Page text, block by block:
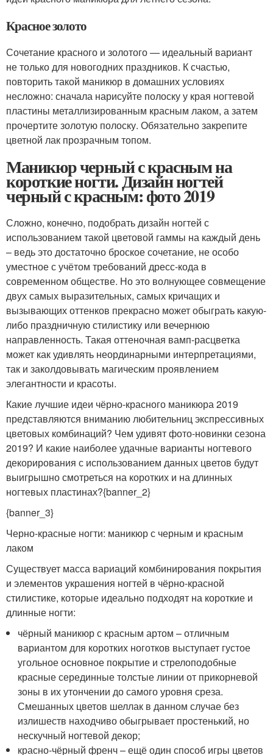
Красное золото
Сочетание красного и золотого — идеальный вариант
не только для новогодних праздников. К счастью,
повторить такой маникюр в домашних условиях
несложно: сначала нарисуйте полоску у края ногтевой
пластины металлизированным красным лаком, а затем
прочертите золотую полоску. Обязательно закрепите
цветной лак прозрачным топом.
Маникюр черный с красным на
короткие ногти. Дизайн ногтей
черный с красным: фото 2019
Сложно, конечно, подобрать дизайн ногтей с
использованием такой цветовой гаммы на каждый день
– ведь это достаточно броское сочетание, не особо
уместное с учётом требований дресс-кода в
современном обществе. Но это волнующее совмещение
двух самых выразительных, самых кричащих и
вызывающих оттенков прекрасно может обыграть какую-
либо праздничную стилистику или вечернюю
направленность. Такая оттеночная вамп-расцветка
может как удивлять неординарными интерпретациями,
так и заколдовывать магическим проявлением
элегантности и красоты.
Какие лучшие идеи чёрно-красного маникюра 2019
представляются вниманию любительниц экспрессивных
цветовых комбинаций? Чем удивят фото-новинки сезона
2019? И какие наиболее удачные варианты ногтевого
декорирования с использованием данных цветов будут
выигрышно смотреться на коротких и на длинных
ногтевых пластинах?{banner_2}
{banner_3}
Черно-красные ногти: маникюр с черным и красным
лаком
Существует масса вариаций комбинирования покрытия
и элементов украшения ногтей в чёрно-красной
стилистике, которые идеально подходят на короткие и
длинные ногти:
чёрный маникюр с красным артом – отличным
вариантом для коротких ноготков выступает густое
угольное основное покрытие и стрелоподобные
красные серединные толстые линии от прикорневой
зоны в их утончении до самого уровня среза.
Смешанных цветов шеллак в данном случае без
излишеств находчиво обыгрывает простенький, но
нескучный ногтевой декор;
красно-чёрный френч – ещё один способ игры цветов